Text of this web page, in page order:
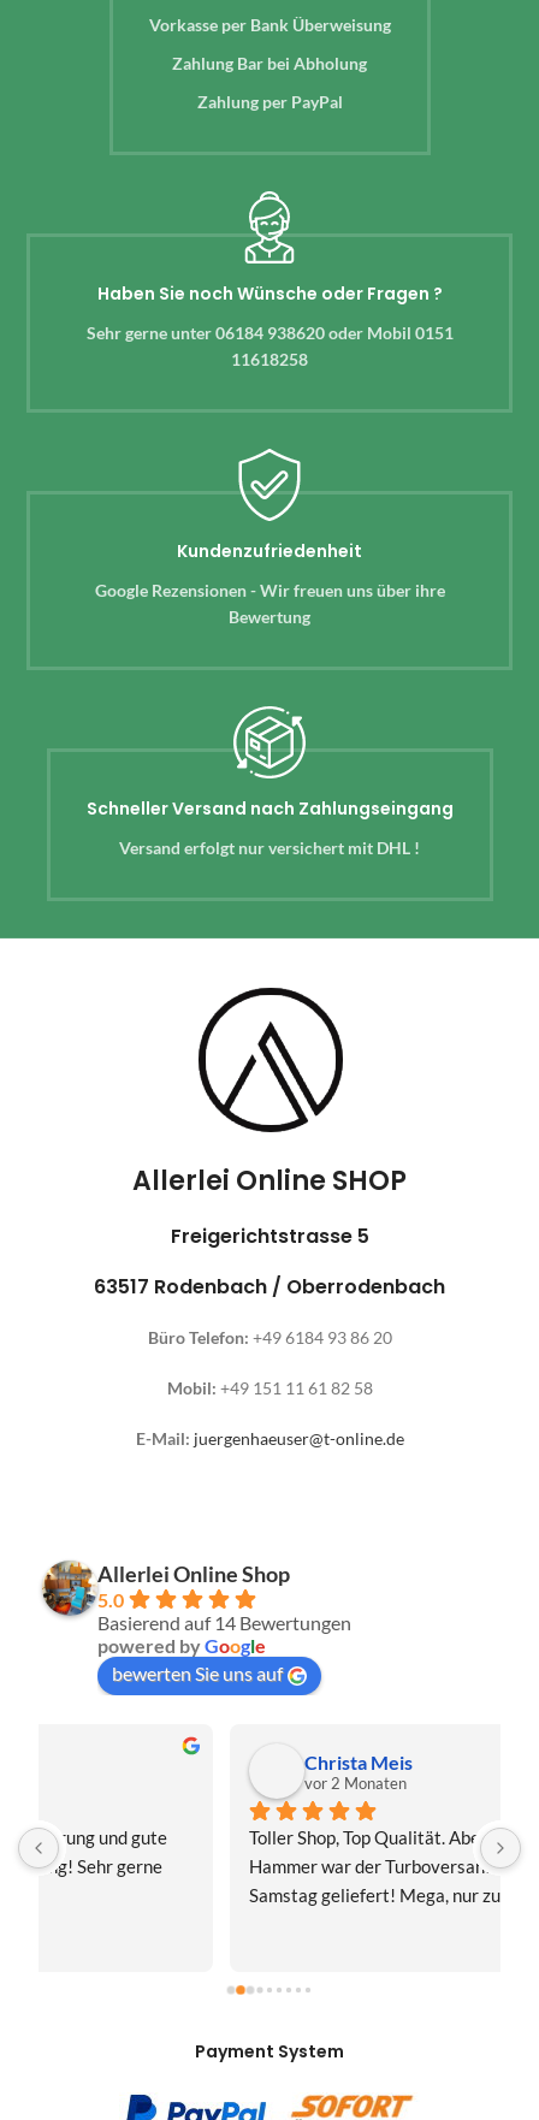
Vorkasse per Bank Überweisung
Zahlung Bar bei Abholung
Zahlung per PayPal
Haben Sie noch Wünsche oder Fragen ?
Sehr gerne unter 06184 938620 oder Mobil 0151
11618258
Kundenzufriedenheit
Google Rezensionen - Wir freuen uns über ihre
Bewertung
Schneller Versand nach Zahlungseingang
Versand erfolgt nur versichert mit DHL !
Allerlei Online SHOP
Freigerichtstrasse 5
63517 Rodenbach / Oberrodenbach
Büro Telefon: +49 6184 93 86 20
Mobil: +49 151 11 61 82 58
E-Mail: juergenhaeuser@t-online.de
Allerlei Online Shop
5.0
Basierend auf 14 Bewertungen
powered byGoogle
bewerten Sie uns auf
Christa Meis
Toller Shop, Top Qualität. Aber der absolute
Hammer war der Turboversand!!! Freitag bestellt,
Samstag geliefert! Mega, nur zu empfehlen👍
Payment System